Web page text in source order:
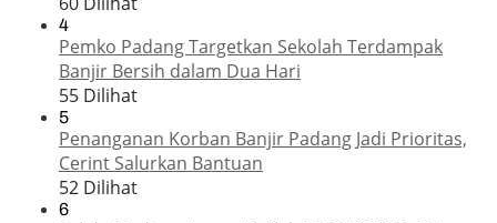
4
Pemko Padang Targetkan Sekolah Terdampak
Banjir Bersih dalam Dua Hari
55 Dilihat
5
Penanganan Korban Banjir Padang Jadi Prioritas,
Cerint Salurkan Bantuan
52 Dilihat
6